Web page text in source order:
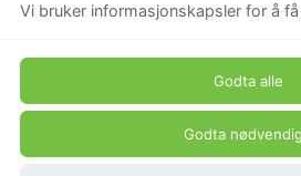
Vi bruker informasjonskapsler for å
Godta alle
Godta